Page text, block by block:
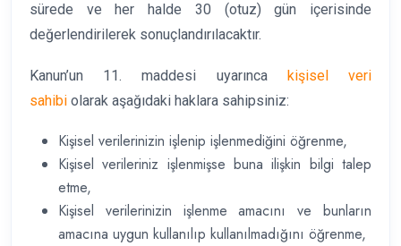
sürede ve her halde 30 (otuz) gün içerisinde
değerlendirilerek sonuçlandırılacaktır.
Kanun’un 11. maddesi uyarınca kişisel veri
sahibi olarak aşağıdaki haklara sahipsiniz:
Kişisel verilerinizin işlenip işlenmediğini öğrenme,
Kişisel verileriniz işlenmişse buna ilişkin bilgi talep
etme,
Kişisel verilerinizin işlenme amacını ve bunların
amacına uygun kullanılıp kullanılmadığını öğrenme,